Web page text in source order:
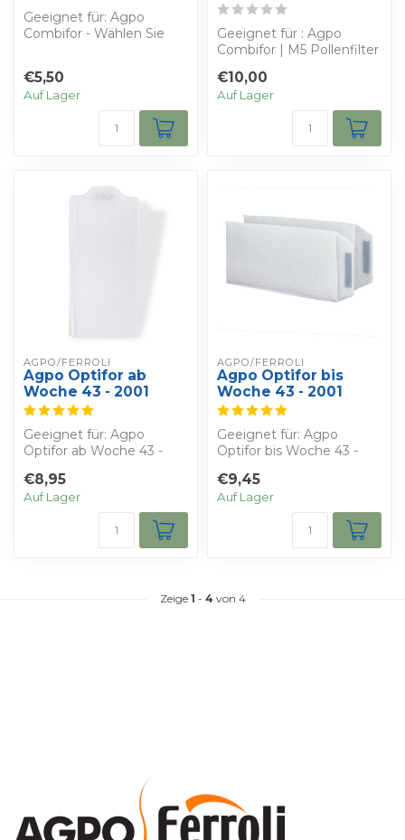
Geeignet für: Agpo
Combifor - Wählen Sie
€5,50
Auf Lager
Geeignet für : Agpo
Combifor | M5 Pollenfilter
Rabatt
Sie...
€10,00
Auf Lager
AGPO/FERROLI
Agpo Optifor ab
Woche 43 - 2001
Geeignet für: Agpo
Optifor ab Woche 43 -
Rabatt
Sie erh...
€8,95
Auf Lager
AGPO/FERROLI
Agpo Optifor bis
Woche 43 - 2001
Geeignet für: Agpo
Optifor bis Woche 43 -
Rabatt
Sie er...
€9,45
Auf Lager
Zeige 1 - 4 von 4